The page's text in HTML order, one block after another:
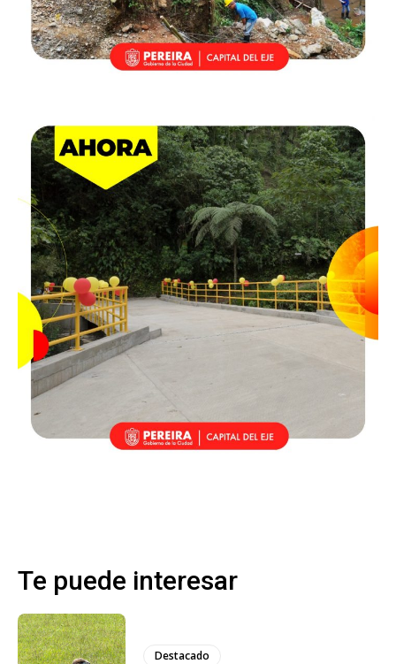
Te puede interesar
Destacado